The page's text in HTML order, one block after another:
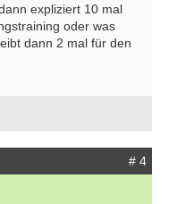
expliziert 10 mal
oder was
dann 2 mal für den
# 4